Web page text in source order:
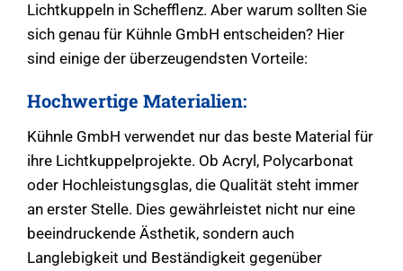
Lichtkuppeln in Schefflenz. Aber warum sollten Sie
sich genau für Kühnle GmbH entscheiden? Hier
sind einige der überzeugendsten Vorteile:
Hochwertige Materialien:
Kühnle GmbH verwendet nur das beste Material für
ihre Lichtkuppelprojekte. Ob Acryl, Polycarbonat
oder Hochleistungsglas, die Qualität steht immer
an erster Stelle. Dies gewährleistet nicht nur eine
beeindruckende Ästhetik, sondern auch
Langlebigkeit und Beständigkeit gegenüber